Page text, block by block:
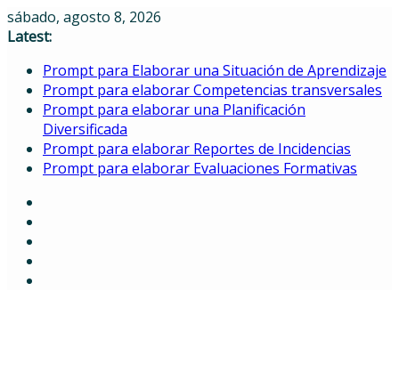
Skip
to
sábado, agosto 8, 2026
Latest:
Prompt para Elaborar una Situación de Aprendizaje
Prompt para elaborar Competencias transversales
Prompt para elaborar una Planificación
Diversificada
Prompt para elaborar Reportes de Incidencias
Prompt para elaborar Evaluaciones Formativas